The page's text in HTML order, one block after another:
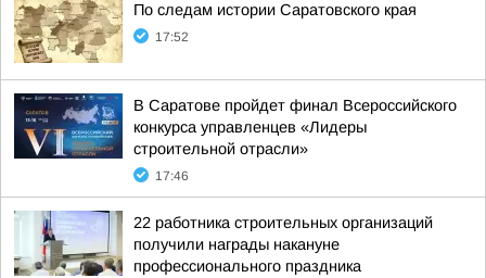
По следам истории Саратовского края
17:52
В Саратове пройдет финал Всероссийского
конкурса управленцев «Лидеры
строительной отрасли»
17:46
22 работника строительных организаций
получили награды накануне
профессионального праздника